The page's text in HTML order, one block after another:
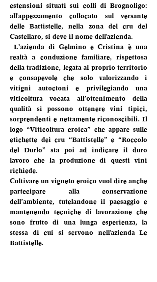
estensioni situati sui colli di Brognoligo:
all'appezzamento collocato sul versante
delle Battistelle, nella zona del cru del
Castellaro, si deve il nome dell'azienda.
L’azienda di Gelmino e Cristina è una
realtà a conduzione familiare, rispettosa
della tradizione, legata al proprio territorio
e consapevole che solo valorizzando i
vitigni autoctoni e privilegiando una
viticoltura vocata all’ottenimento della
qualità si possono ottenere vini tipici,
sorprendenti e nettamente riconoscibili. Il
logo “Viticoltura eroica” che appare sulle
etichette dei cru “Battistelle” e “Roccolo
del Durlo” sta poi ad indicare il duro
lavoro che la produzione di questi vini
richiede.
Coltivare un vigneto eroico vuol dire anche
partecipare alla conservazione
dell’ambiente, tutelandone il paesaggio e
mantenendo tecniche di lavorazione che
sono frutto di una lunga esperienza, la
stessa di cui si servono nell'azienda Le
Battistelle.